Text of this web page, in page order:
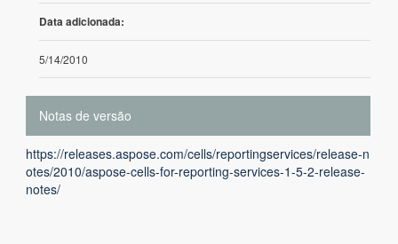
Data adicionada:
5/14/2010
Notas de versão
https://releases.aspose.com/cells/reportingservices/release-n
otes/2010/aspose-cells-for-reporting-services-1-5-2-release-
notes/